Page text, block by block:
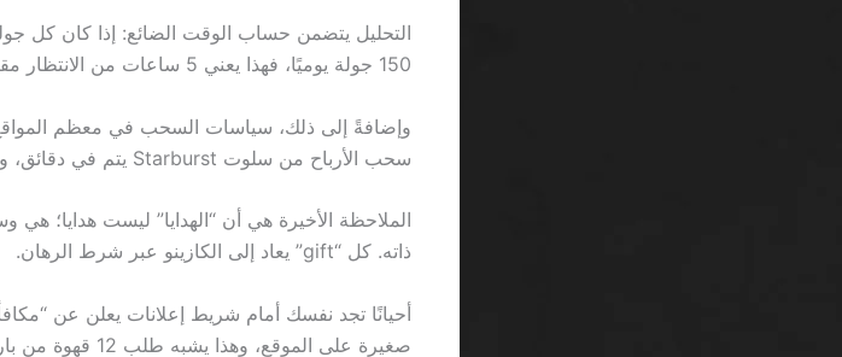
150 جولة يوميًا، فهذا يعني 5 ساعات من الانتظار مقابل ربح محتمل لا يتجاوز 2 ريال.
سحب الأرباح من سلوت Starburst يتم في دقائق، وهذا فرق زمني لا يمكن تجاهله.
الملاحظة الأخيرة هي أن “الهدايا” ليست هدايا؛ هي
ذاته. كل “gift” يعاد إلى الكازينو عبر شرط الرهان.
صغيرة على